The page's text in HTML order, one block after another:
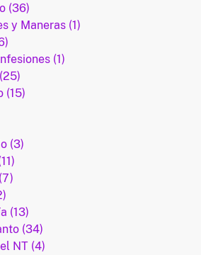
(36)
y Maneras (1)
(1)
(15)
(3)
(13)
(34)
NT (4)